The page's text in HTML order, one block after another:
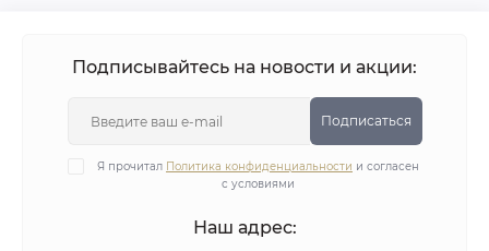
Подписывайтесь на новости и акции:
Подписаться
Я прочитал Политика конфиденциальности и согласен
с условиями
Наш адрес: